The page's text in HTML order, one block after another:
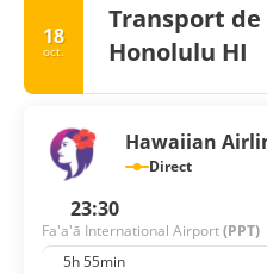
18
oct.
Transport
Honolulu HI
Hawaiian
Direct
23:30
Fa'a'ā International Airport(PPT)
5h 55min